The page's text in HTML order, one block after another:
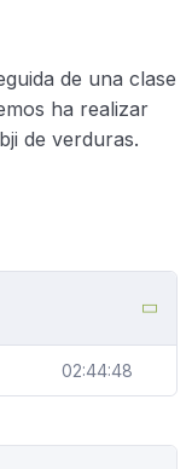
de una clase
ha realizar
de verduras.
02:44:48